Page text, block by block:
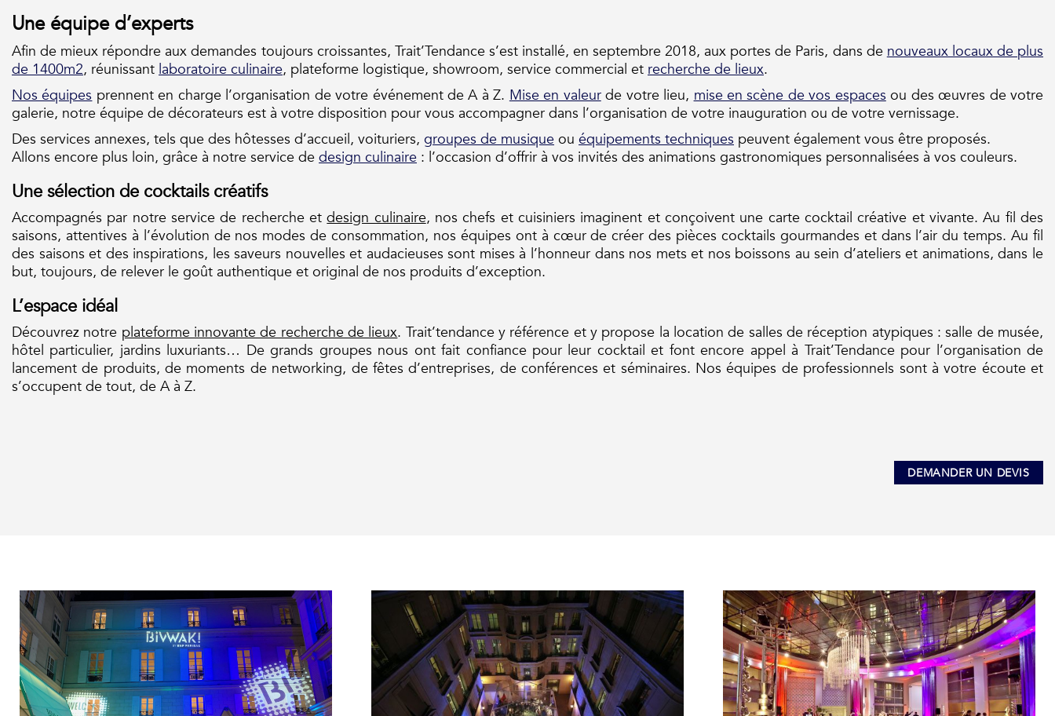
Une équipe d’experts
Afin de mieux répondre aux demandes toujours croissantes, Trait’Tendance s’est installé, en septembre 2018, aux portes de Paris, dans denouveaux locaux de plus
de 1400m2, réunissant laboratoire culinaire, plateforme logistique, showroom, service commercial et recherche de lieux.
Nos équipesprennent en charge l’organisation de votre événement de A à Z.Mise en valeurde votre lieu,mise en scène de vos espacesou des œuvres de votre
galerie, notre équipe de décorateurs est à votre disposition pour vous accompagner dans l’organisation de votre inauguration ou de votre vernissage.
Des services annexes, tels que des hôtesses d’accueil, voituriers, groupes de musique ou équipements techniques peuvent également vous être proposés.
Allons encore plus loin, grâce à notre service de design culinaire : l’occasion d’offrir à vos invités des animations gastronomiques personnalisées à vos couleurs.
Une sélection de cocktails créatifs
Accompagnés par notre service de recherche etdesign culinaire, nos chefs et cuisiniers imaginent et conçoivent une carte cocktail créative et vivante. Au fil des
saisons, attentives à l’évolution de nos modes de consommation, nos équipes ont à cœur de créer des pièces cocktails gourmandes et dans l’air du temps.Au fil
des saisons et des inspirations, les saveurs nouvelles et audacieuses sont mises à l’honneur dans nos mets et nos boissons au sein d’ateliers et animations, dans le
but, toujours, de relever le goût authentique et original de nos produits d’exception.
L’espace idéal
Découvrez notre plateforme innovante de recherche de lieux. Trait’tendance y référence et y propose la location de salles de réception atypiques : salle de musée,
hôtel particulier, jardins luxuriants… De grands groupes nous ont fait confiance pour leur cocktail et font encore appel à Trait’Tendance pour l’organisation de
lancement de produits, de moments de networking, de fêtes d’entreprises, de conférences et séminaires. Nos équipes de professionnels sont à votre écoute et
s’occupent de tout, de A à Z.
DEMANDER UN DEVIS